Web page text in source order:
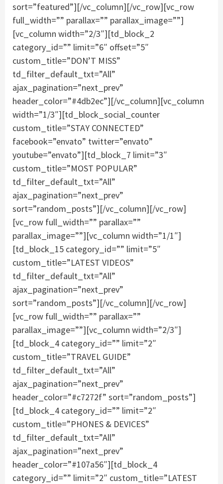
sort=”featured”][/vc_column][/vc_row][vc_row
full_width=”” parallax=”” parallax_image=””]
[vc_column width=”2/3″][td_block_2
category_id=”” limit=”6″ offset=”5″
custom_title=”DON’T MISS”
td_filter_default_txt=”All”
ajax_pagination=”next_prev”
header_color=”#4db2ec”][/vc_column][vc_column
width=”1/3″][td_block_social_counter
custom_title=”STAY CONNECTED”
facebook=”envato” twitter=”envato”
youtube=”envato”][td_block_7 limit=”3″
custom_title=”MOST POPULAR”
td_filter_default_txt=”All”
ajax_pagination=”next_prev”
sort=”random_posts”][/vc_column][/vc_row]
[vc_row full_width=”” parallax=””
parallax_image=””][vc_column width=”1/1″]
[td_block_15 category_id=”” limit=”5″
custom_title=”LATEST VIDEOS”
td_filter_default_txt=”All”
ajax_pagination=”next_prev”
sort=”random_posts”][/vc_column][/vc_row]
[vc_row full_width=”” parallax=””
parallax_image=””][vc_column width=”2/3″]
[td_block_4 category_id=”” limit=”2″
custom_title=”TRAVEL GUIDE”
td_filter_default_txt=”All”
ajax_pagination=”next_prev”
header_color=”#c7272f” sort=”random_posts”]
[td_block_4 category_id=”” limit=”2″
custom_title=”PHONES & DEVICES”
td_filter_default_txt=”All”
ajax_pagination=”next_prev”
header_color=”#107a56″][td_block_4
category_id=”” limit=”2″ custom_title=”LATEST